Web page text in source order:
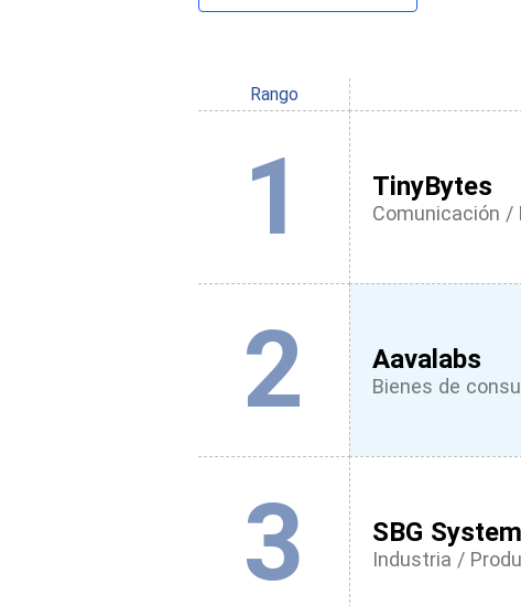
Rango
1 TinyBytes
Comunicación
2 Aavalabs
Bienes de
3 SBG
Industria /